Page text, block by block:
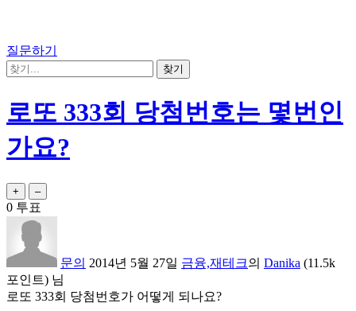
질문하기
로또 333회 당첨번호는 몇번인
가요?
0 투표
문의 2014년 5월 27일 금융,재테크의 Danika (11.5k
포인트) 님
로또 333회 당첨번호가 어떻게 되나요?